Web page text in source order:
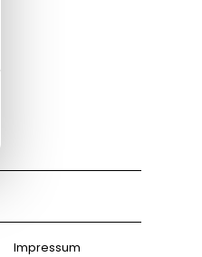
Impressum